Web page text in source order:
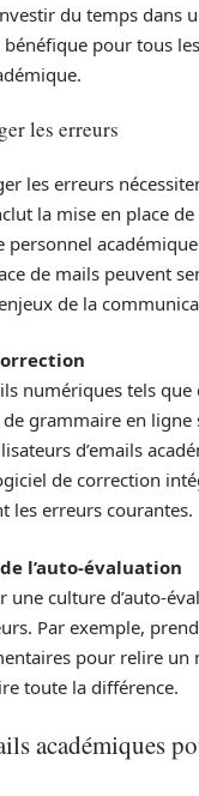
du temps dans
pour tous
les erreurs
les erreurs
la mise en place
personnel
de mails peuvent
de la
numériques tels
grammaire en ligne
d’emails
de correction
les erreurs courantes.
l’auto-évaluation
une culture d’auto-
Par exemple,
pour relire un
toute la différence.
académiques